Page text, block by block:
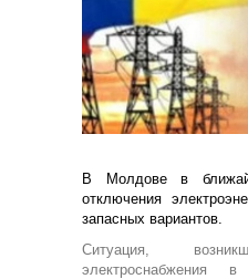
В Молдове в
отключения
запасных вариантов.
Ситуация,
электроснабжения